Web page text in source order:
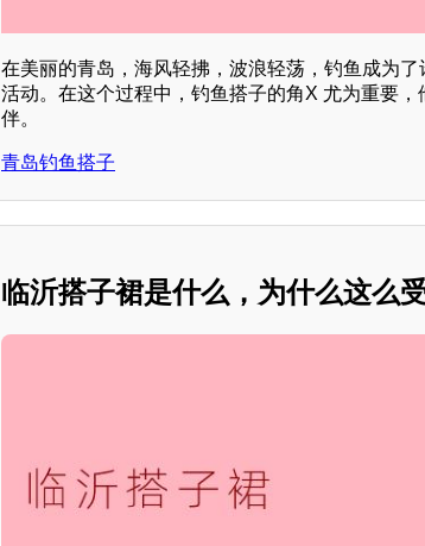
在美丽的青岛，海风轻拂，波浪轻荡，钓鱼成为
活动。在这个过程中，钓鱼搭子的角X 尤为重要
伴。
青岛钓鱼搭子
临沂搭子裙是什么，为什么这么